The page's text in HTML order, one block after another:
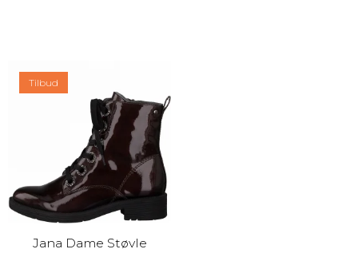
Tilbud
Jana Dame Støvle